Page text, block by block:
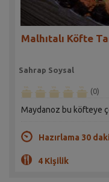
Malhıtalı Köfte
Sahrap Soysal
(0)
Maydanoz bu köfteye
Hazırlama 30
4 Kişilik